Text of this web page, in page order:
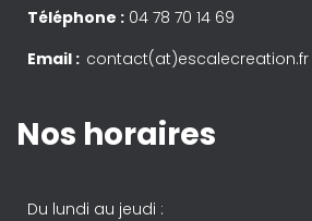
Téléphone : 04 78 70 14 69
Email : contact(at)escalecreation.fr
Nos horaires
Du lundi au jeudi :